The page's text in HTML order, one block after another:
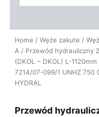
Home / Węże zakute /
A / Przewód hydrauliczny
(DKOL – DKOL) L-
7214/07-099/1 UNHZ 750
HYDRAL
Przewód